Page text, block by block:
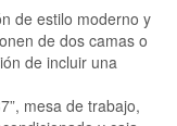
de estilo moderno y
de dos camas o
de incluir una
mesa de trabajo,